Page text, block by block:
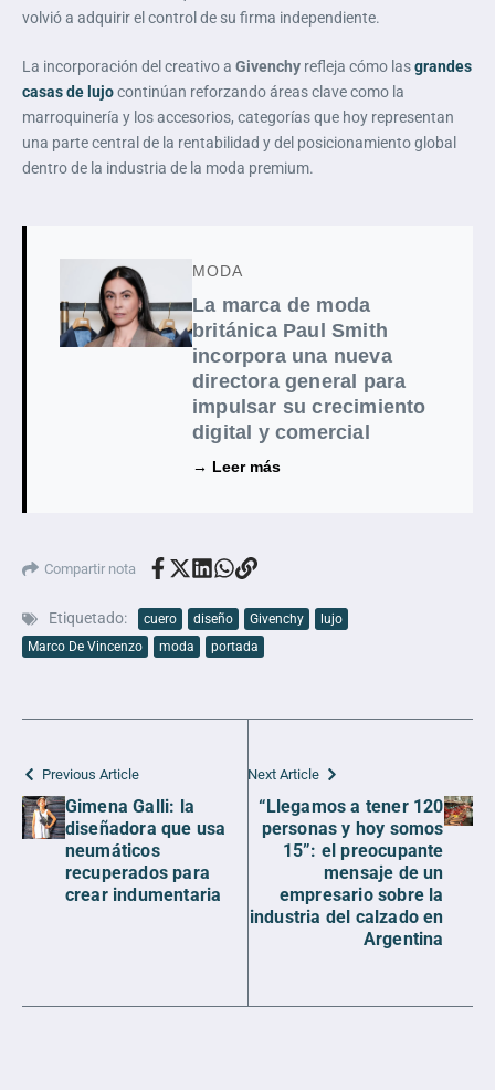
volvió a adquirir el control de su firma independiente.
La incorporación del creativo a Givenchy refleja cómo lasgrandes
casas de lujocontinúan reforzando áreas clave como la
marroquinería y los accesorios, categorías que hoy representan
una parte central de la rentabilidad y del posicionamiento global
dentro de la industria de la moda premium.
MODA
La marca de moda
británica Paul Smith
incorpora una nueva
directora general para
impulsar su crecimiento
digital y comercial
→ Leer más
Compartir nota
Etiquetado: cuero diseño Givenchy
lujo
Marco De Vincenzo
moda portada
Previous Article
Gimena Galli: la
diseñadora que usa
neumáticos
recuperados para
crear indumentaria
Next Article
“Llegamos a tener 120
personas y hoy somos
15”: el preocupante
mensaje de un
empresario sobre la
industria del calzado en
Argentina